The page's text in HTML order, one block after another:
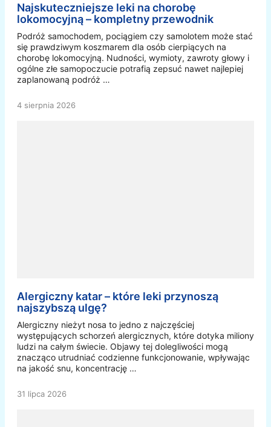
Najskuteczniejsze leki na chorobę
lokomocyjną – kompletny przewodnik
Podróż samochodem, pociągiem czy samolotem może stać
się prawdziwym koszmarem dla osób cierpiących na
chorobę lokomocyjną. Nudności, wymioty, zawroty głowy i
ogólne złe samopoczucie potrafią zepsuć nawet najlepiej
zaplanowaną podróż …
4 sierpnia 2026
Alergiczny katar – które leki przynoszą
najszybszą ulgę?
Alergiczny nieżyt nosa to jedno z najczęściej
występujących schorzeń alergicznych, które dotyka miliony
ludzi na całym świecie. Objawy tej dolegliwości mogą
znacząco utrudniać codzienne funkcjonowanie, wpływając
na jakość snu, koncentrację …
31 lipca 2026